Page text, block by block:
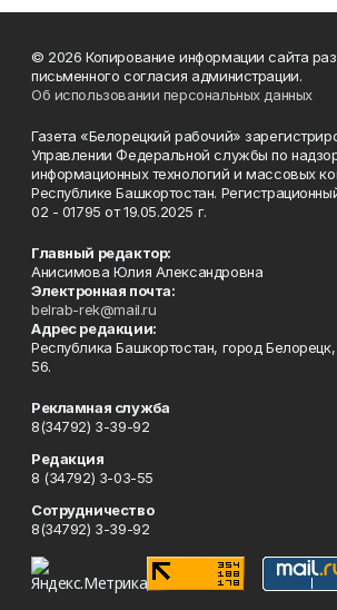
© 2026 Копирование информации сайта
письменного согласия администрации.
Об использовании персональных данных
Газета «Белорецкий рабочий»
Управлении Федеральной службы по
информационных технологий и массовых
Республике Башкортостан.
02 - 01795 от 19.05.2025 г.
Главный редактор:
Анисимова Юлия Александровна
Электронная почта:
belrab-rek@mail.ru
Адрес редакции:
Республика Башкортостан, город
56.
Рекламная служба
8(34792) 3-39-92
Редакция
8 (34792) 3-03-55
Сотрудничество
8(34792) 3-39-92